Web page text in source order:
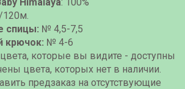
120м.
спицы: № 4,5-7,5
крючок: № 4-6
которые вы видите - доступны
цвета, которых нет в наличии.
предзаказ на отсутствующие